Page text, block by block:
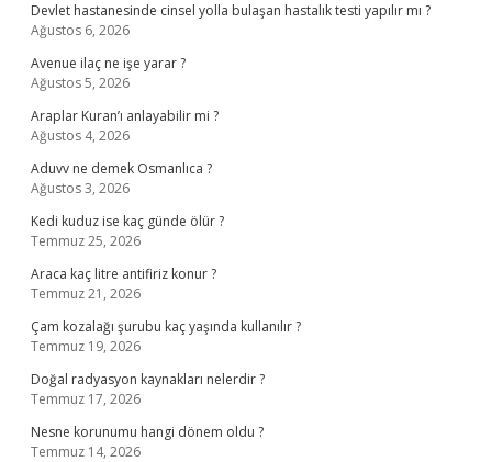
Devlet hastanesinde cinsel yolla bulaşan hastalık testi yapılır mı ?
Ağustos 6, 2026
Avenue ilaç ne işe yarar ?
Ağustos 5, 2026
Araplar Kuran’ı anlayabilir mi ?
Ağustos 4, 2026
Aduvv ne demek Osmanlıca ?
Ağustos 3, 2026
Kedi kuduz ise kaç günde ölür ?
Temmuz 25, 2026
Araca kaç litre antifiriz konur ?
Temmuz 21, 2026
Çam kozalağı şurubu kaç yaşında kullanılır ?
Temmuz 19, 2026
Doğal radyasyon kaynakları nelerdir ?
Temmuz 17, 2026
Nesne korunumu hangi dönem oldu ?
Temmuz 14, 2026